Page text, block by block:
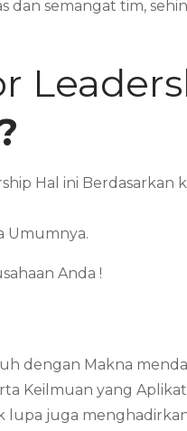
semangat tim,
Hal ini
Umumnya.
Anda !
dengan Makna
Keilmuan yang
lupa juga